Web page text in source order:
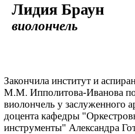
Лидия Браун
виолончель
Закончила институт и
М.М. Ипполитова-Иванова по
виолончель у заслуженного
доцента кафедры
инструменты" Александра